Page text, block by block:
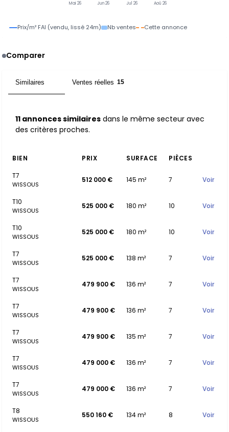
Mai 26 Jun 26 Jul 26 Aoû 26
Prix/m² FAI (vendu, lissé 24m) Nb ventes Cette annonce
Comparer
Similaires Ventes réelles 15
11 annonces similaires dans le même secteur avec
des critères proches.
BIEN PRIX SURFACE
PIÈCES
T7
WISSOUS
512 000 € 145 m² 7 Voir
T10
WISSOUS
525 000 € 180 m² 10 Voir
T10
WISSOUS
525 000 € 180 m² 10 Voir
T7
WISSOUS
525 000 € 138 m² 7 Voir
T7
WISSOUS
479 900 € 136 m² 7 Voir
T7
WISSOUS
479 900 € 136 m² 7 Voir
T7
WISSOUS
479 900 € 135 m² 7 Voir
T7
WISSOUS
479 000 € 136 m² 7 Voir
T7
WISSOUS
479 000 € 136 m² 7 Voir
T8
WISSOUS
550 160 € 134 m² 8 Voir